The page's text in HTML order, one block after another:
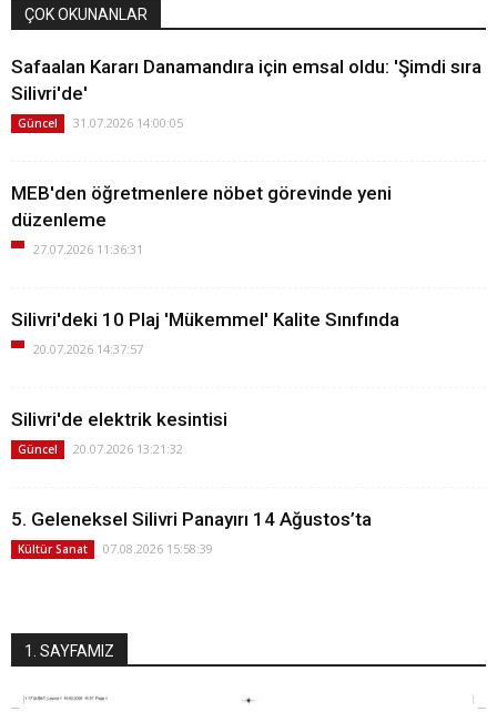
ÇOK OKUNANLAR
Safaalan Kararı Danamandıra için emsal oldu: 'Şimdi sıra
Silivri'de'
Güncel 31.07.2026 14:00:05
MEB'den öğretmenlere nöbet görevinde yeni
düzenleme
27.07.2026 11:36:31
Silivri'deki 10 Plaj 'Mükemmel' Kalite Sınıfında
20.07.2026 14:37:57
Silivri'de elektrik kesintisi
Güncel 20.07.2026 13:21:32
5. Geleneksel Silivri Panayırı 14 Ağustos’ta
Kültür Sanat 07.08.2026 15:58:39
1. SAYFAMIZ